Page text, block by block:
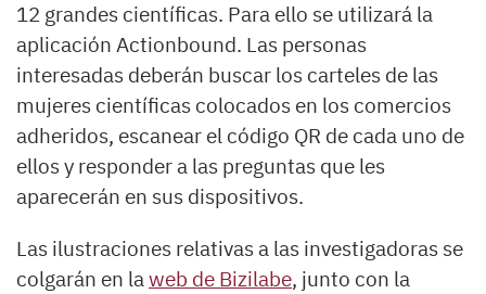
12 grandes científicas. Para ello se utilizará la
aplicación Actionbound. Las personas
interesadas deberán buscar los carteles de las
mujeres científicas colocados en los comercios
adheridos, escanear el código QR de cada uno de
ellos y responder a las preguntas que les
aparecerán en sus dispositivos.
Las ilustraciones relativas a las investigadoras se
colgarán en laweb de Bizilabe, junto con la